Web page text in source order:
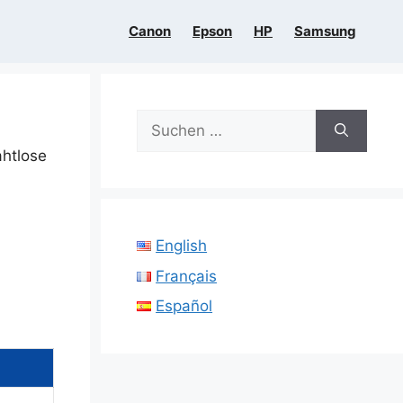
Canon Epson HP Samsung
Suchen
nach:
English
Français
Español